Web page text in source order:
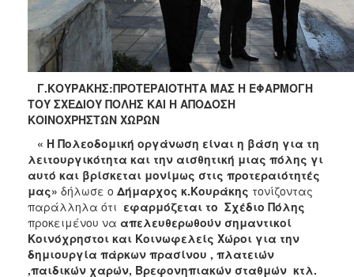
Γ.ΚΟΥΡΑΚΗΣ:ΠΡΟΤΕΡΑΙΟΤΗΤΑ ΜΑΣ Η ΕΦΑΡΜΟΓΗ
ΤΟΥ ΣΧΕΔΙΟΥ ΠΟΛΗΣ ΚΑΙ Η ΑΠΟΔΟΣΗ
ΚΟΙΝΟΧΡΗΣΤΩΝ ΧΩΡΩΝ
« Η Πολεοδομική οργάνωση είναι η βάση για τη
λειτουργικότητα και την αισθητική μιας πόλης γι
αυτό και βρίσκεται μονίμως στις προτεραιότητές
μας» δήλωσε ο Δήμαρχος κ.Κουράκης τονίζοντας
παράλληλα ότι εφαρμόζεται το Σχέδιο Πόλης
προκειμένου να απελευθερωθούν σημαντικοί
Κοινόχρηστοι και Κοινωφελείς Χώροι για την
δημιουργία πάρκων πρασίνου , πλατειών
,παιδικών χαρών, Βρεφονηπιακών σταθμών κτλ.